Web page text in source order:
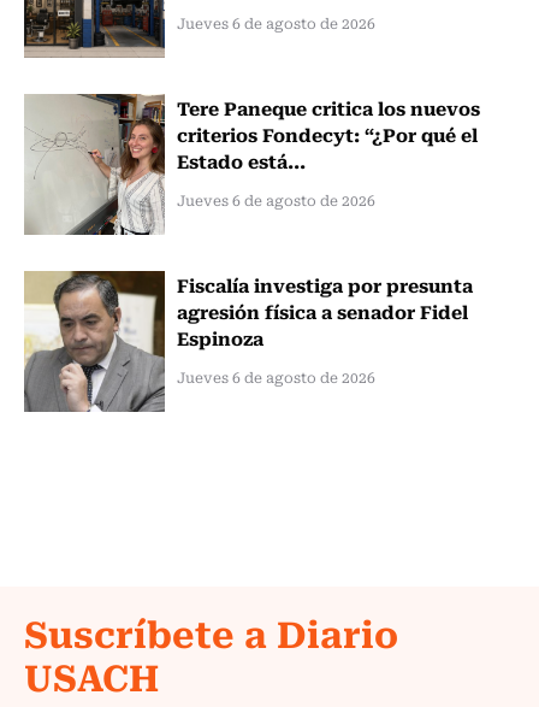
Jueves 6 de agosto de 2026
Tere Paneque critica los nuevos
criterios Fondecyt: “¿Por qué el
Estado está...
Jueves 6 de agosto de 2026
Fiscalía investiga por presunta
agresión física a senador Fidel
Espinoza
Jueves 6 de agosto de 2026